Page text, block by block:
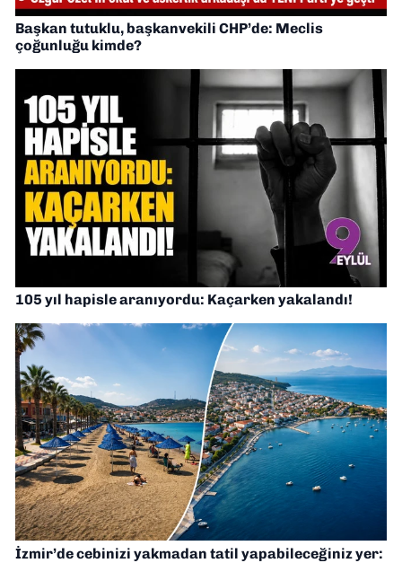
Başkan tutuklu, başkanvekili CHP’de: Meclis
çoğunluğu kimde?
105 yıl hapisle aranıyordu: Kaçarken yakalandı!
İzmir’de cebinizi yakmadan tatil yapabileceğiniz yer: